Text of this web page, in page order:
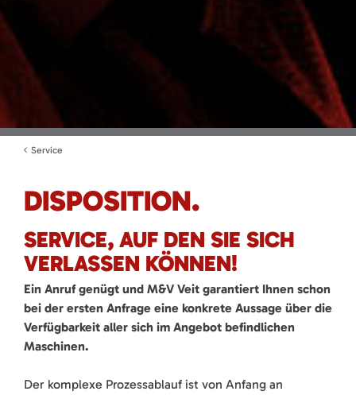
Service
DISPOSITION.
SERVICE, AUF DEN SIE SICH
VERLASSEN KÖNNEN!
Ein Anruf genügt und M&V Veit garantiert Ihnen schon
bei der ersten Anfrage eine konkrete Aussage über die
Verfügbarkeit aller sich im Angebot befindlichen
Maschinen.
Der komplexe Prozessablauf ist von Anfang an